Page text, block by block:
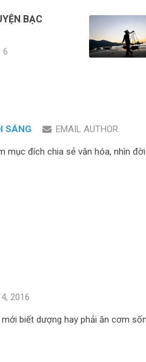
BẠC
6
SÁNG EMAIL AUTHOR
mục đích chia sẻ văn hóa, nhìn
2016
mới biết dượng hay phải ăn cơm